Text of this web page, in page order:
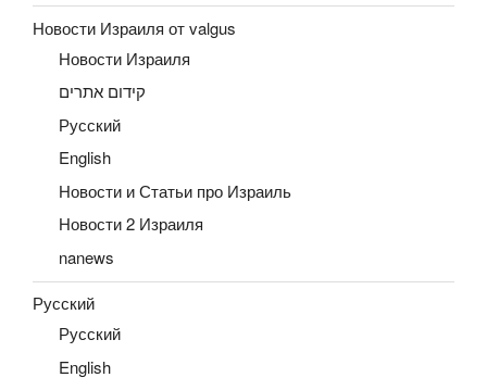
Новости Израиля от valgus
Новости Израиля
קידום אתרים
Русский
English
Новости и Статьи про Израиль
Новости 2 Израиля
nanews
Русский
Русский
English